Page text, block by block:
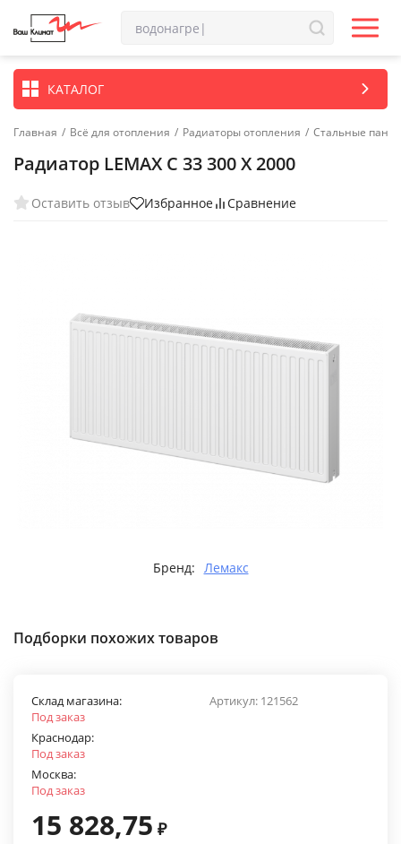
КАТАЛОГ
Главная / Всё для отопления / Радиаторы отопления / Стальные
Радиатор LEMAX C 33 300 X 2000
Оставить отзыв Избранное Сравнение
Бренд: Лемакс
Подборки похожих товаров
Артикул: 121562
Склад магазина:
Под заказ
Краснодар:
Под заказ
Москва:
Под заказ
15 828,75 ₽